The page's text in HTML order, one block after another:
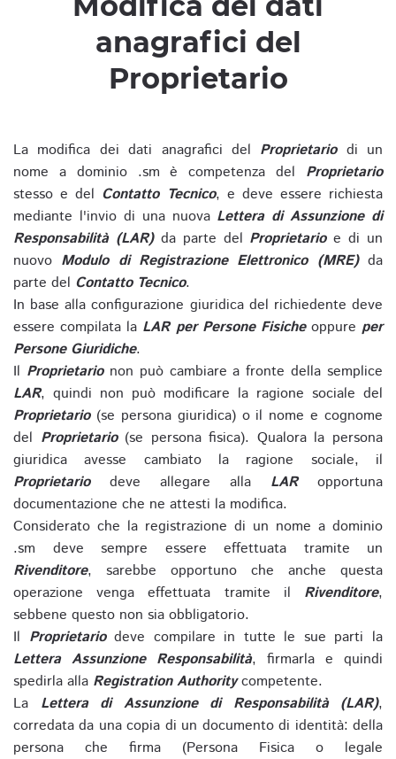
anagrafici del
Proprietario
La modifica dei dati anagrafici del Proprietariodi un
nome a dominio .sm è competenza del Proprietario
stesso e del Contatto Tecnico, e deve essere richiesta
mediante l'invio di una nuova Lettera di Assunzione di
Responsabilità (LAR)da parte del Proprietarioe di un
nuovo Modulo di Registrazione Elettronico (MRE)da
parte del Contatto Tecnico.
In base alla configurazione giuridica del richiedente deve
essere compilata la LAR per Persone Fisicheoppure per
Persone Giuridiche.
Il Proprietarionon può cambiare a fronte della semplice
LAR, quindi non può modificare la ragione sociale del
Proprietario(se persona giuridica) o il nome e cognome
del Proprietario(se persona fisica). Qualora la persona
giuridica avesse cambiato la ragione sociale, il
Proprietariodeve allegare alla LARopportuna
documentazione che ne attesti la modifica.
Considerato che la registrazione di un nome a dominio
.sm deve sempre essere effettuata tramite un
Rivenditore, sarebbe opportuno che anche questa
operazione venga effettuata tramite il Rivenditore,
sebbene questo non sia obbligatorio.
Il Proprietariodeve compilare in tutte le sue parti la
Lettera Assunzione Responsabilità, firmarla e quindi
spedirla alla Registration Authoritycompetente.
La Lettera di Assunzione di Responsabilità (LAR),
corredata da una copia di un documento di identità: della
persona che firma (Persona Fisica o legale